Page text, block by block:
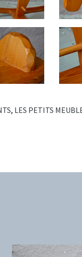
, LES PETITS